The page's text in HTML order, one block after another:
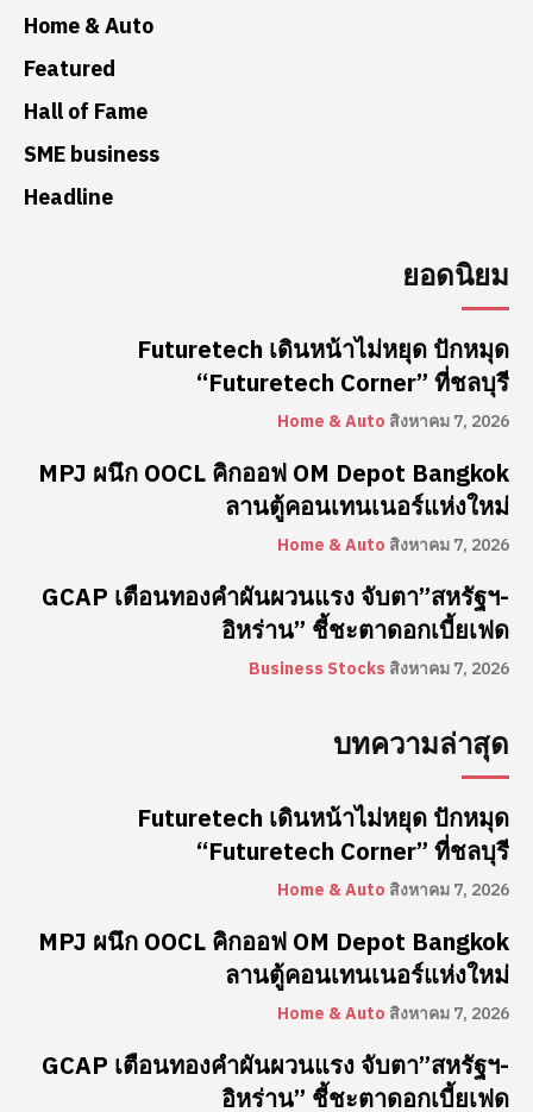
Home & Auto
Featured
Hall of Fame
SME business
Headline
ยอดนิยม
Futuretech เดินหน้าไม่หยุด ปักหมุด
“Futuretech Corner” ที่ชลบุรี
Home & Auto สิงหาคม 7, 2026
MPJ ผนึก OOCL คิกออฟ OM Depot Bangkok
ลานตู้คอนเทนเนอร์แห่งใหม่
Home & Auto สิงหาคม 7, 2026
GCAP เตือนทองคำผันผวนแรง จับตา”สหรัฐฯ-
อิหร่าน” ชี้ชะตาดอกเบี้ยเฟด
Business Stocks สิงหาคม 7, 2026
บทความล่าสุด
Futuretech เดินหน้าไม่หยุด ปักหมุด
“Futuretech Corner” ที่ชลบุรี
Home & Auto สิงหาคม 7, 2026
MPJ ผนึก OOCL คิกออฟ OM Depot Bangkok
ลานตู้คอนเทนเนอร์แห่งใหม่
Home & Auto สิงหาคม 7, 2026
GCAP เตือนทองคำผันผวนแรง จับตา”สหรัฐฯ-
อิหร่าน” ชี้ชะตาดอกเบี้ยเฟด